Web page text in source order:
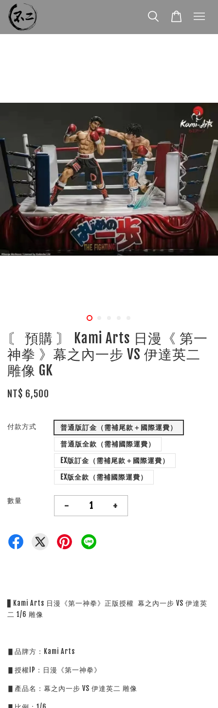
〘 預購 〙 Kami Arts 日漫《 第一
神拳 》幕之內一步 VS 伊達英二
雕像 GK
NT$ 6,500
付款方式
普通版訂金（需補尾款＋國際運費）
普通版全款（需補國際運費）
EX版訂金（需補尾款＋國際運費）
EX版全款（需補國際運費）
數量 - +
▋Kami Arts 日漫《第一神拳》正版授權 幕之內一步 VS 伊達英
二 1/6 雕像
▋品牌方：Kami Arts
▋授權IP：日漫《第一神拳》
▋產品名：幕之內一步 VS 伊達英二 雕像